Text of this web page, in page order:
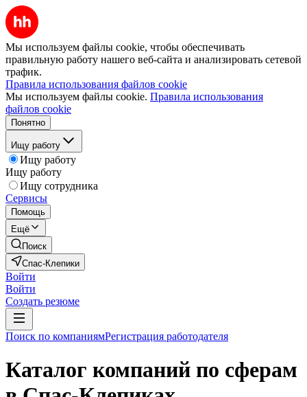
Мы используем файлы cookie, чтобы обеспечивать
правильную работу нашего веб-сайта и анализировать сетевой
трафик.
Правила использования файлов cookie
Мы используем файлы cookie. Правила использования
файлов cookie
Понятно
Ищу работу
Ищу работу
Ищу работу
Ищу сотрудника
Сервисы
Помощь
Ещё
Поиск
Спас-Клепики
Войти
Войти
Создать резюме
Поиск по компаниямРегистрация работодателя
Каталог компаний по сферам